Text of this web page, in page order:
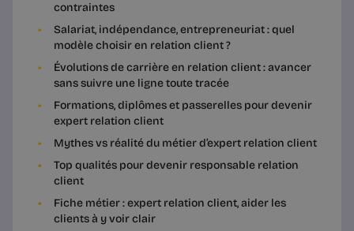
contraintes
Salariat, indépendance, entrepreneuriat : quel
modèle choisir en relation client ?
Évolutions de carrière en relation client : avancer
sans suivre une ligne toute tracée
Formations, diplômes et passerelles pour devenir
expert relation client
Mythes vs réalité du métier d’expert relation client
Top qualités pour devenir responsable relation
client
Fiche métier : expert relation client, aider les
clients à y voir clair